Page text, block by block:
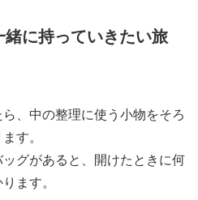
に持っていきたい旅
、中の整理に使う小物をそろ
す。
グがあると、開けたときに何
ます。